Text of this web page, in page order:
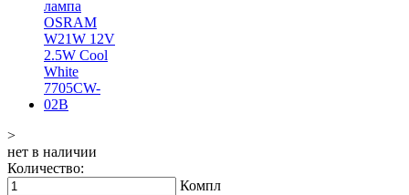
>
нет в наличии
Количество:
Компл